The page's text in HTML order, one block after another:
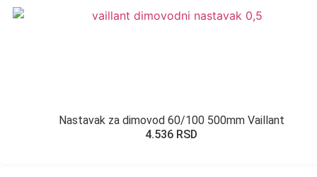
Nastavak za dimovod 60/100 500mm Vaillant
4.536 RSD